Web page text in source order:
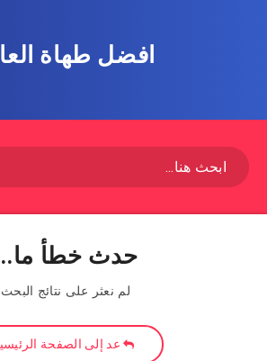
افضل طهاة
حدث خطأ
لم نعثر على نتائج البحث
عد إلى الصفحة